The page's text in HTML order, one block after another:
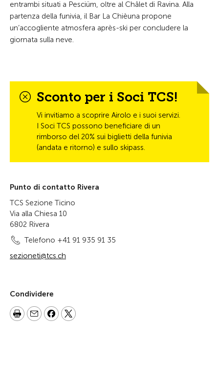
entrambi situati a Pesciüm, oltre al Châlet di Ravina. Alla
partenza della funivia, il Bar La Chièuna propone
un’accogliente atmosfera après-ski per concludere la
giornata sulla neve.
Sconto per i Soci TCS!
Vi invitiamo a scoprire Airolo e i suoi servizi.
I Soci TCS possono beneficiare di un
rimborso del 20% sui biglietti della funivia
(andata e ritorno) e sullo skipass.
Punto di contatto Rivera
TCS Sezione Ticino
Via alla Chiesa 10
6802 Rivera
Telefono +41 91 935 91 35
sezioneti@tcs.ch
Condividere